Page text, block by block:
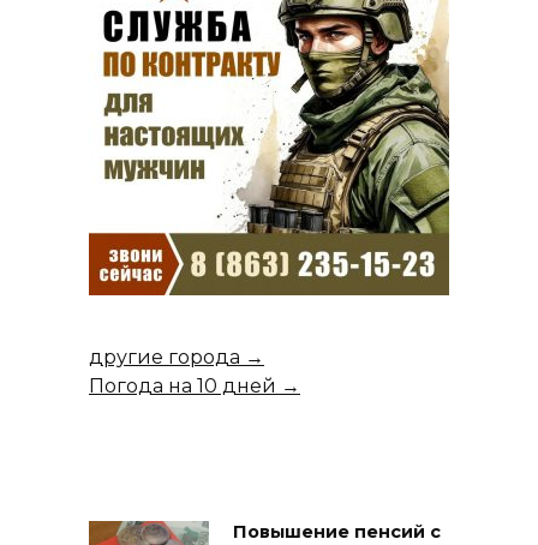
другие города →
Погода на 10 дней →
Повышение пенсий с